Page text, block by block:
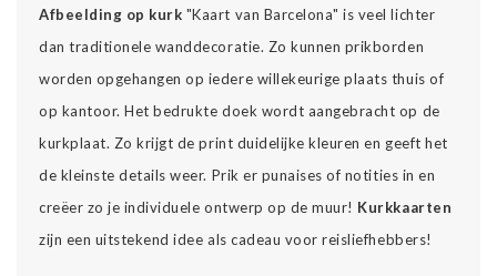
Afbeelding op kurk "Kaart van Barcelona" is veel lichter
dan traditionele wanddecoratie. Zo kunnen prikborden
worden opgehangen op iedere willekeurige plaats thuis of
op kantoor. Het bedrukte doek wordt aangebracht op de
kurkplaat. Zo krijgt de print duidelijke kleuren en geeft het
de kleinste details weer. Prik er punaises of notities in en
creëer zo je individuele ontwerp op de muur! Kurkkaarten
zijn een uitstekend idee als cadeau voor reisliefhebbers!